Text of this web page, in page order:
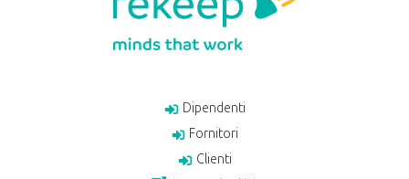
Dipendenti
Fornitori
Clienti